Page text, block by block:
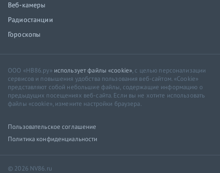
Веб-камеры
Радиостанции
Гороскопы
ООО «НВ86.ру» использует файлы «cookie», с целью персонализации
сервисов и повышения удобства пользования веб-сайтом. «Cookie»
представляют собой небольшие файлы, содержащие информацию о
предыдущих посещениях веб-сайта. Если вы не хотите использовать
файлы «cookie», измените настройки браузера.
Пользовательское соглашение
Политика конфиденциальности
© 2026 NV86.ru